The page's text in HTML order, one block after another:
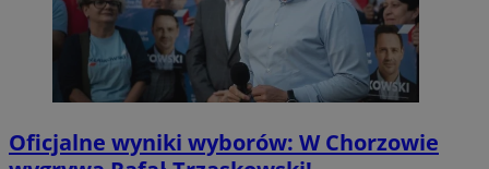
Oficjalne wyniki wyborów: W Chorzowie